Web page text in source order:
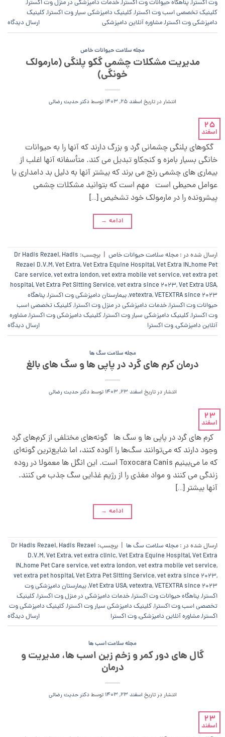
وت اکسترا,پناهگاه حیوانات وت اکسترا,خدمات دامپزشکی در منزل وت اکسترا,
کلینیک تخصصی اسب وت اکسترا,کلینیک دامپزشکی سیار وت اکسترا,کلینیک
دامپزشکی وت اکسترا,مشاوره آنلاین دامپزشکی ارسال دیدگاه
مجله سلامت حیوانات خاص
مدیریت مشکلات چشمی گکو پلنگی (مارمولک
خونگی)
انتشار در تاریخ اسفند 25, 1403 توسطدکتر حدیث رضائی
25
اسفند
گکوهای پلنگی چشمانی گرد و بزرگ دارند که آنها را به حیوانات
خانگی بسیار بامزه و کنجکاو تبدیل می کند. متأسفانه آنها اغلب از
بیماری های چشمی رنج می برند که بیشتر آنها به دلیل بد دامداری یا
عوامل محیطی است مهم است که بتوانید مشکلات چشمی
پیشرونده را در مارمولک خود تشخیص […]
ادامه →
ارسال شده در : مجله سلامت حیوانات خاص | برچسب: Dr Hadis Rezaei, Hadis
Rezaei D.V.M,Vet Extra,Vet Extra Equine Hospital,Vet Extra IN_home Pet
Care service,vet extra london,vet extra mobile vet service,vet extra pet
hospital,Vet Extra Pet Sitting Service,vet extra since 2023,Vet Extra USA,
vetextra,VETEXTRA since 2023
,بیمارستان دامپزشکی وت اکسترا,پناهگاه
حیوانات وت اکسترا,خدمات دامپزشکی در منزل وت اکسترا,کلینیک تخصصی اسب
وت اکسترا,کلینیک دامپزشکی سیار وت اکسترا,کلینیک دامپزشکی وت اکسترا,مشاوره
آنلاین دامپزشکی,وت اکسترا ارسال دیدگاه
مجله سلامت سگ ها
درمان کرم های گرد در پاپی ها و سگ های بالغ
انتشار در تاریخ اسفند 23, 1403 توسطدکتر حدیث رضائی
23
اسفند
کرم های گرد در پاپی ها و سگ ها گونه‌های مختلفی از کرم‌های گرد
وجود دارند که می‌توانند سگ‌ها را آلوده کنند، اما شایع‌ترین گونه‌ای
که ما می‌بینیم Toxocara Canis است. این انگل ها معمولا در روده
زندگی می کنند و مواد مغذی را از رژیم غذایی سگ جذب می کنند.
آنها بیشتر […]
ادامه →
ارسال شده در : مجله سلامت سگ ها | برچسب: Dr Hadis Rezaei, Hadis Rezaei
D.V.M,Vet Extra,vet extra clinic,Vet Extra Equine Hospital,Vet Extra
IN_home Pet Care service,vet extra london,vet extra mobile vet service,
vet extra pet hospital,Vet Extra Pet Sitting Service,vet extra since 2023,
Vet Extra USA,vetextra,VETEXTRA since 2023
,بیمارستان دامپزشکی وت
اکسترا,پناهگاه حیوانات وت اکسترا,خدمات دامپزشکی در منزل وت اکسترا,کلینیک
تخصصی اسب وت اکسترا,کلینیک دامپزشکی سیار وت اکسترا,کلینیک دامپزشکی وت
اکسترا,مشاوره آنلاین دامپزشکی,وت اکسترا ارسال دیدگاه
مجله سلامت اسب ها
گال های دور کمر و زخم زین اسب ها، مدیریت و
درمان
انتشار در تاریخ اسفند 23, 1403 توسطدکتر حدیث رضائی
23
اسفند